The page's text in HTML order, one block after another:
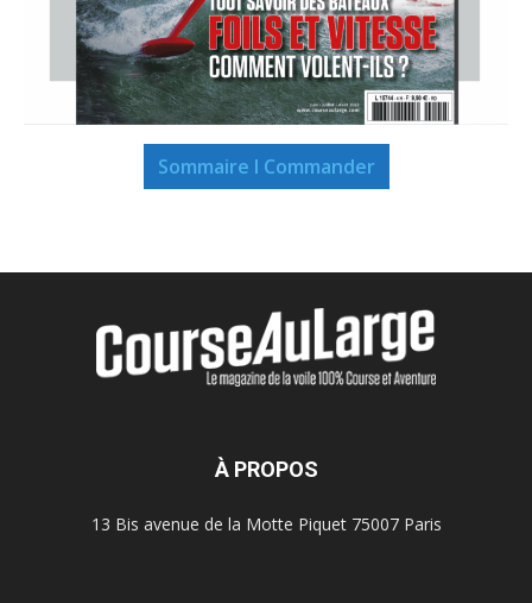
Sommaire I Commander
À PROPOS
13 Bis avenue de la Motte Piquet 75007 Paris